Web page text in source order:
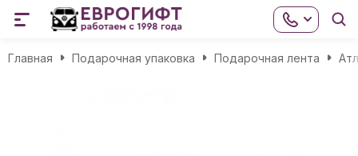
Главная Подарочная упаковка Подарочная лента